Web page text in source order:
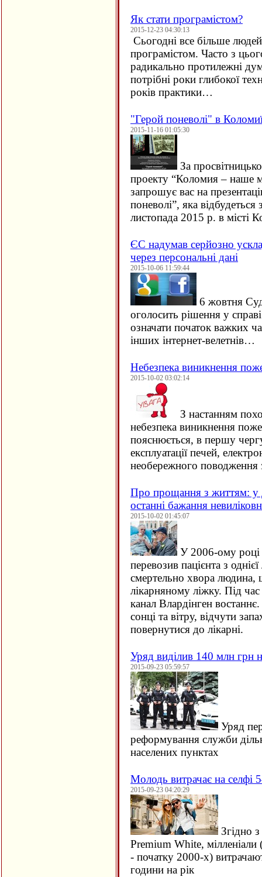
Як стати програмістом?
2015-12-23 04:30:13
Сьогодні все більше
програмістом. Часто з
радикально протилежні
потрібні роки глибокої
років практики…
"Герой поневолі" в
2015-11-16 01:05:30
За
проекту “Коломия – наше
запрошує вас на
поневолі”, яка відбудеться
листопада 2015 р. в місті
ЄC надумав серйозно
через персональні дані
2015-10-06 11:59:44
6 жовтня
оголосить рішення у
означати початок важких
інших інтернет-велетнів…
Небезпека виникнення
2015-10-02 03:02:14
З настанням
небезпека виникнення
пояснюється, в першу
експлуатації печей,
необережного поводження
Про прощання з життям: у
останні бажання
2015-10-02 01:45:07
У 2006-ому році
перевозив пацієнта з
смертельно хвора людина,
лікарняному ліжку. Під
канал Влардінген
сонці та вітру, відчути
повернутися до лікарні.
Уряд виділив 140 млн грн
2015-09-23 05:59:57
Уряд
реформування служби
населених пунктах
Молодь витрачає на селфі
2015-09-23 04:20:29
Згідно
Premium White,
- початку 2000-х)
години на рік